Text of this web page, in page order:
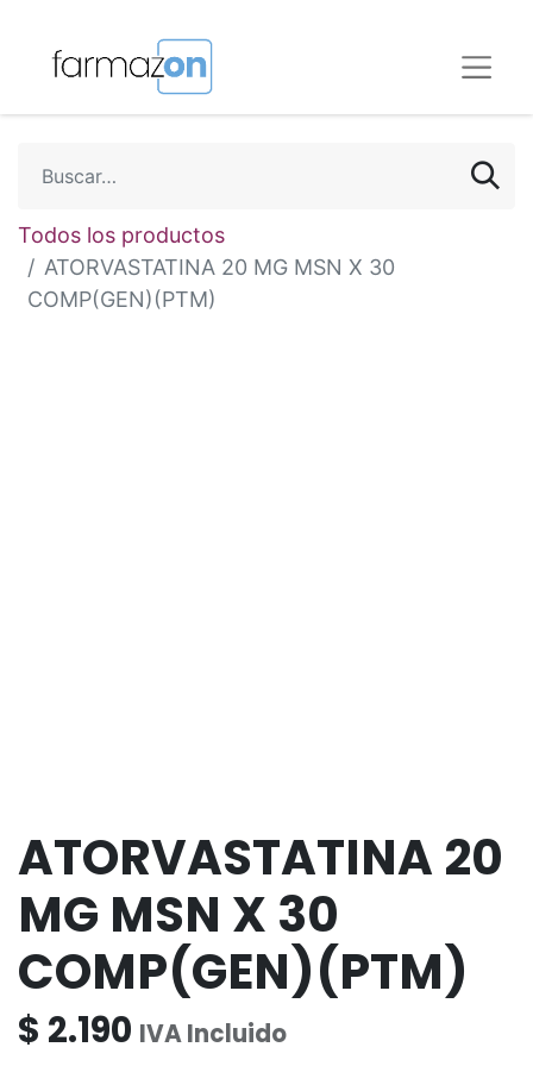
Todos los productos
ATORVASTATINA 20 MG MSN X 30
COMP(GEN)(PTM)
ATORVASTATINA 20
MG MSN X 30
COMP(GEN)(PTM)
$ 2.190 IVA Incluido